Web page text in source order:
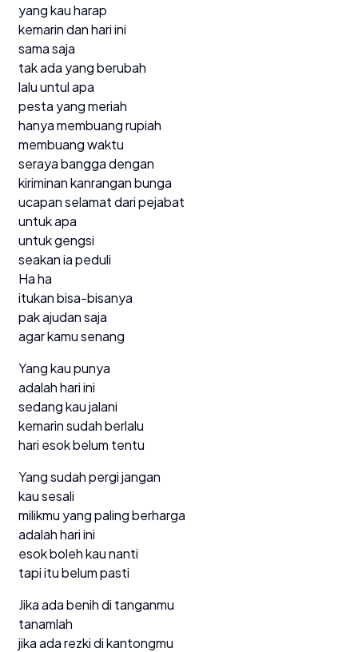
yang kau harap
kemarin dan hari ini
sama saja
tak ada yang berubah
lalu untul apa
pesta yang meriah
hanya membuang rupiah
membuang waktu
seraya bangga dengan
kiriminan kanrangan bunga
ucapan selamat dari pejabat
untuk apa
untuk gengsi
seakan ia peduli
Ha ha
itukan bisa-bisanya
pak ajudan saja
agar kamu senang
Yang kau punya
adalah hari ini
sedang kau jalani
kemarin sudah berlalu
hari esok belum tentu
Yang sudah pergi jangan
kau sesali
milikmu yang paling berharga
adalah hari ini
esok boleh kau nanti
tapi itu belum pasti
Jika ada benih di tanganmu
tanamlah
jika ada rezki di kantongmu